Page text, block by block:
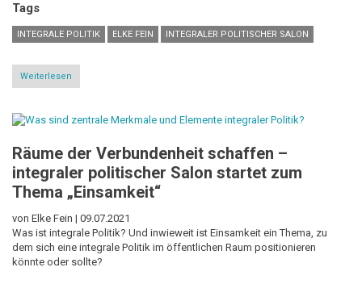
Tags
INTEGRALE POLITIK ELKE FEIN INTEGRALER POLITISCHER SALON
Weiterlesen
Integrale
die
in
Westdeutschland
Räume der Verbundenheit schaffen –
integraler politischer Salon startet zum
Thema „Einsamkeit“
von Elke Fein | 09.07.2021
Was ist integrale Politik? Und inwieweit ist Einsamkeit ein Thema, zu
dem sich eine integrale Politik im öffentlichen Raum positionieren
könnte oder sollte?